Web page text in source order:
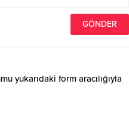
yukarıdaki form aracılığıyla